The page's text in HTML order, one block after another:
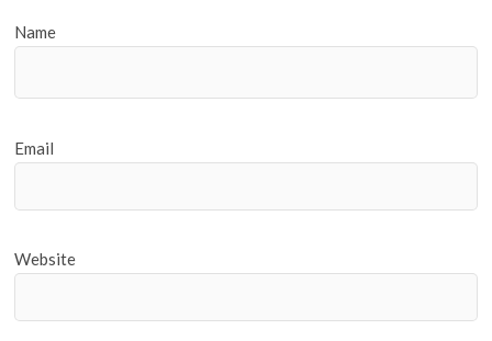
Name
Email
Website